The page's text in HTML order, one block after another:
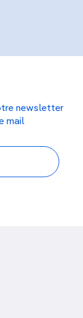
newsletter
mail